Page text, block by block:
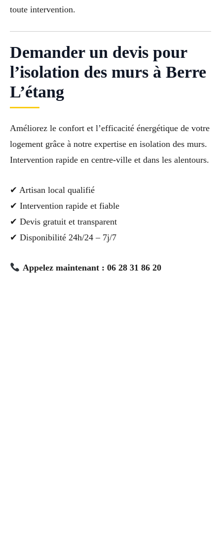
toute intervention.
Demander un devis pour
l’isolation des murs à Berre
L’étang
Améliorez le confort et l’efficacité énergétique de votre
logement grâce à notre expertise en isolation des murs.
Intervention rapide en centre-ville et dans les alentours.
✔ Artisan local qualifié
✔ Intervention rapide et fiable
✔ Devis gratuit et transparent
✔ Disponibilité 24h/24 – 7j/7
Appelez maintenant : 06 28 31 86 20